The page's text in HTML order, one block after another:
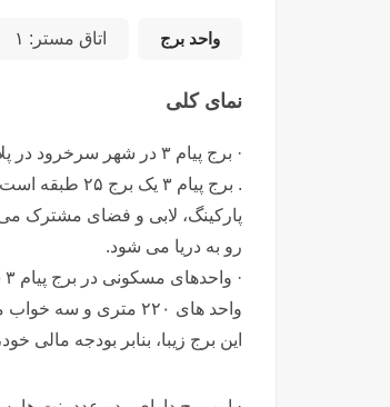
واحد برج اتاق مستر: ۱
نمای کلی
· برج پیام ۳ در شهر سرخرود در پلاک اول دریا ساخته شده و حدود ۵۰ قدم تا ساحل دریا فاصله دارد.
پارکینگ، لابی و فضای مشترک
رو به دریا می شود.
واحد های ۲۲۰ متری
این برج زیبا، بنابر بودجه مالی